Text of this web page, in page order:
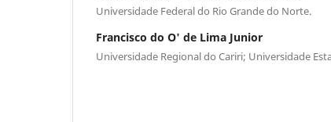
Universidade Federal do Rio Grande do Norte.
Francisco do O' de Lima Junior
Universidade Regional do Cariri; Universidade